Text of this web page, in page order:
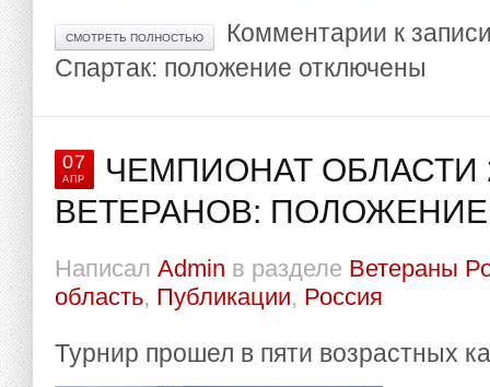
СМОТРЕТЬ ПОЛНОСТЬЮ Комментарии к
Спартак: положение отключены
07
АПР
ЧЕМПИОНАТ ОБЛАСТИ
ВЕТЕРАНОВ: ПОЛОЖЕНИЕ
Написал Admin в разделе Ветераны
область, Публикации, Россия
Турнир прошел в пяти возрастных